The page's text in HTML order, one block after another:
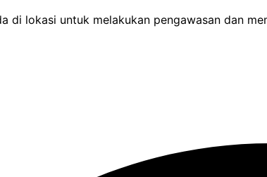
di lokasi untuk melakukan pengawasan dan